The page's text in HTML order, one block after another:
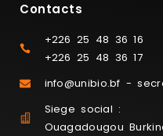
Contacts
+226 25 48 36 16
+226 25 48 36 17
info@unibio.bf -
Siege social :
Ouagadougou